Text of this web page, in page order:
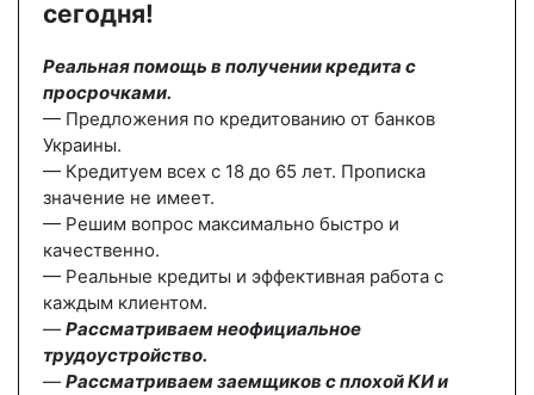
сегодня!
Реальная помощь в получении кредита с
просрочками.
— Предложения по кредитованию от банков
Украины.
— Кредитуем всех с 18 до 65 лет. Прописка
значение не имеет.
— Решим вопрос максимально быстро и
качественно.
— Реальные кредиты и эффективная работа с
каждым клиентом.
— Рассматриваем неофициальное
трудоустройство.
— Рассматриваем заемщиков с плохой КИ и